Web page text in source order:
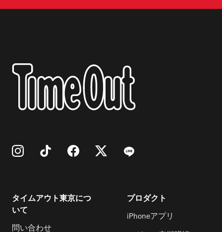
タイムアウト東京につ
いて
問い合わせ
プロダクト
iPhoneアプリ